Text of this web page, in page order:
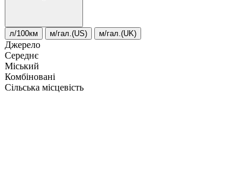
л/100км м/гал.(US) м/гал.(UK)
Джерело
Середнє
Міський
Комбіновані
Сільська місцевість